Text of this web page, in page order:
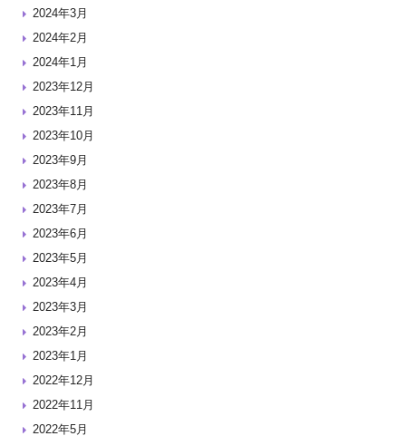
2024年3月
2024年2月
2024年1月
2023年12月
2023年11月
2023年10月
2023年9月
2023年8月
2023年7月
2023年6月
2023年5月
2023年4月
2023年3月
2023年2月
2023年1月
2022年12月
2022年11月
2022年5月